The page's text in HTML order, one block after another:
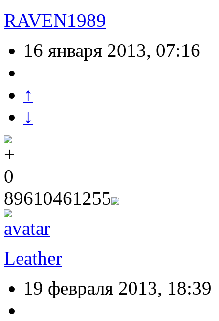
RAVEN1989
16 января 2013, 07:16
↑
↓
0
89610461255
Leather
19 февраля 2013, 18:39